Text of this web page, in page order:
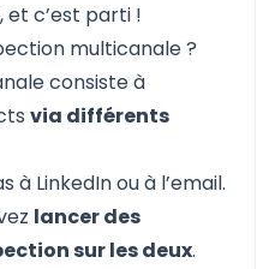
et c’est parti !
multicanale ?
consiste à
via différents
à LinkedIn ou à l’email.
lancer des
sur les deux.